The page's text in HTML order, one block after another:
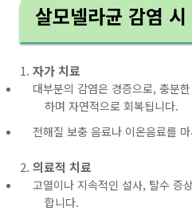
살모넬라균 감염
자가 치료
대부분의 감염은 경증으로, 충분
하며 자연적으로 회복됩니다.
전해질 보충 음료나 이온음료를
의료적 치료
고열이나 지속적인 설사, 탈수 증
합니다.